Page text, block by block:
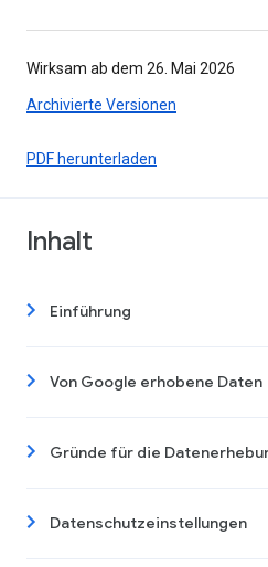
Wirksam ab dem 26. Mai 2026
Archivierte Versionen
PDF herunterladen
Inhalt
Einführung
Von Google erhobene Daten
Gründe für die
Datenschutzeinstellungen